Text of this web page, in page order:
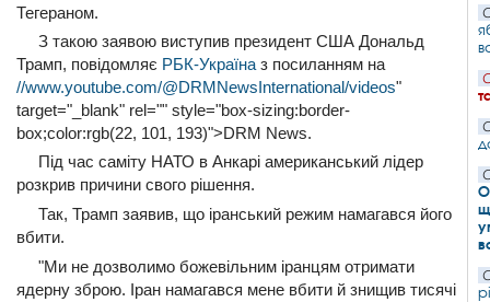
Тегераном.
З такою заявою виступив президент США Дональд
Трамп, повідомляє РБК-Україна з посиланням на
//www.youtube.com/@DRMNewsInternational/videos"
target="_blank" rel="" style="box-sizing:border-
box;color:rgb(22, 101, 193)">DRM News.
Під час саміту НАТО в Анкарі американський лідер
розкрив причини свого рішення.
Так, Трамп заявив, що іранський режим намагався його
вбити.
"Ми не дозволимо божевільним іранцям отримати
ядерну зброю. Іран намагався мене вбити й знищив тисячі